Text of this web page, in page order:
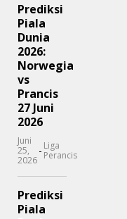
Prediksi
Piala
Dunia
2026:
Norwegia
vs
Prancis
27 Juni
2026
Juni
25,
2026
- Liga
Perancis
Prediksi
Piala